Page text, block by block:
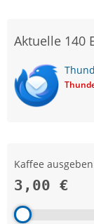
Aktuelle 140
Kaffee
3,00 €